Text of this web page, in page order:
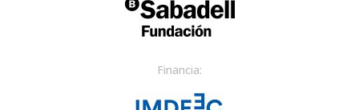
Financia: